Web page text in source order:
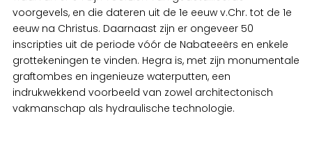
voorgevels, en die dateren uit de 1e eeuw v.Chr. tot de 1e
eeuw na Christus. Daarnaast zijn er ongeveer 50
inscripties uit de periode vóór de Nabateeërs en enkele
grottekeningen te vinden. Hegra is, met zijn monumentale
graftombes en ingenieuze waterputten, een
indrukwekkend voorbeeld van zowel architectonisch
vakmanschap als hydraulische technologie.